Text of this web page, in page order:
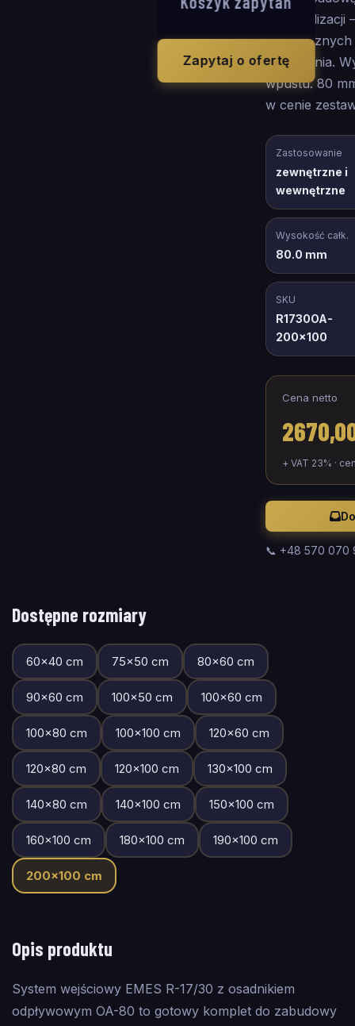
Zapytaj o ofertę
do
zewnętrznych
zadaszenia.
wpustu: 80
w cenie
Zastosowanie
zewnętrzne i
wewnętrzne
Wysokość całk.
80.0 mm
SKU
R1730OA-
200x100
Cena netto
+ VAT 23% ·
📞 +48 570 070
Dostępne rozmiary
60×40 cm 75×50 cm 80×60 cm
90×60 cm 100×50 cm 100×60 cm
100×80 cm 100×100 cm 120×60 cm
120×80 cm 120×100 cm 130×100 cm
140×80 cm 140×100 cm 150×100 cm
160×100 cm 180×100 cm 190×100 cm
200×100 cm
Opis produktu
System wejściowy EMES R-17/30 z osadnikiem
odpływowym OA-80 to gotowy komplet do zabudowy